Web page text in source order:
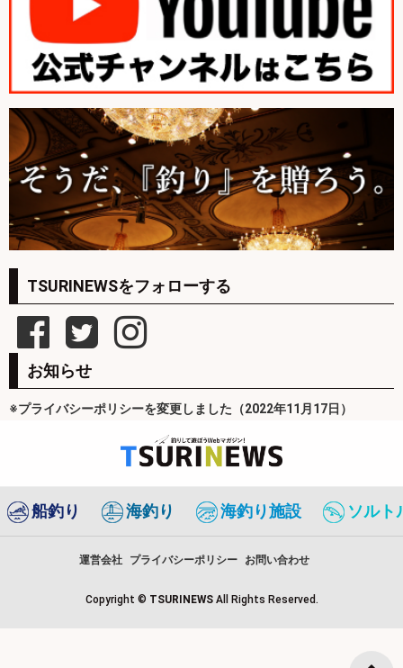
TSURINEWSをフォローする
お知らせ
※プライバシーポリシーを変更しました（2022年11月17日）
船釣り 海釣り 海釣り施設 ソルト
運営会社 プライバシーポリシー お問い合わせ
Copyright © TSURINEWS All Rights Reserved.